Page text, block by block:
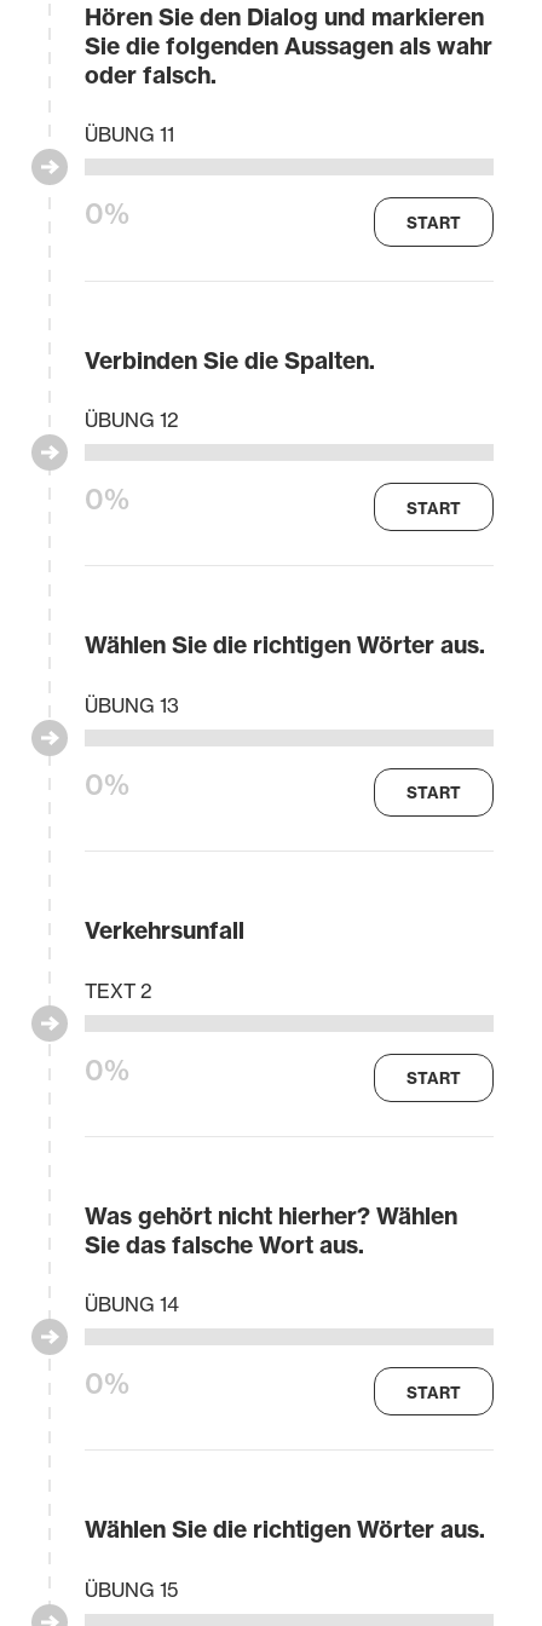
Hören Sie den Dialog und markieren
Sie die folgenden Aussagen als wahr
oder falsch.
0%
ÜBUNG 11
START
Verbinden Sie die Spalten.
0%
ÜBUNG 12
START
Wählen Sie die richtigen Wörter aus.
0%
ÜBUNG 13
START
Verkehrsunfall
0%
TEXT 2
START
Was gehört nicht hierher? Wählen
Sie das falsche Wort aus.
0%
ÜBUNG 14
START
Wählen Sie die richtigen Wörter aus.
ÜBUNG 15